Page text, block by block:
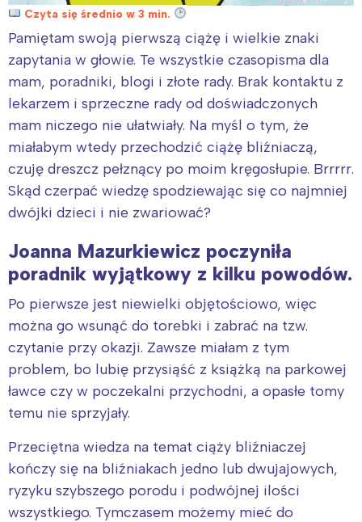
Czyta się średnio w 3 min.
Pamiętam swoją pierwszą ciążę i wielkie znaki
zapytania w głowie. Te wszystkie czasopisma dla
mam, poradniki, blogi i złote rady. Brak kontaktu z
lekarzem i sprzeczne rady od doświadczonych
mam niczego nie ułatwiały. Na myśl o tym, że
miałabym wtedy przechodzić ciążę bliźniaczą,
czuję dreszcz pełznący po moim kręgosłupie. Brrrrr.
Skąd czerpać wiedzę spodziewając się co najmniej
dwójki dzieci i nie zwariować?
Joanna Mazurkiewicz poczyniła
poradnik wyjątkowy z kilku powodów.
Po pierwsze jest niewielki objętościowo, więc
można go wsunąć do torebki i zabrać na tzw.
czytanie przy okazji. Zawsze miałam z tym
problem, bo lubię przysiąść z książką na parkowej
ławce czy w poczekalni przychodni, a opasłe tomy
temu nie sprzyjały.
Przeciętna wiedza na temat ciąży bliźniaczej
kończy się na bliźniakach jedno lub dwujajowych,
ryzyku szybszego porodu i podwójnej ilości
wszystkiego. Tymczasem możemy mieć do